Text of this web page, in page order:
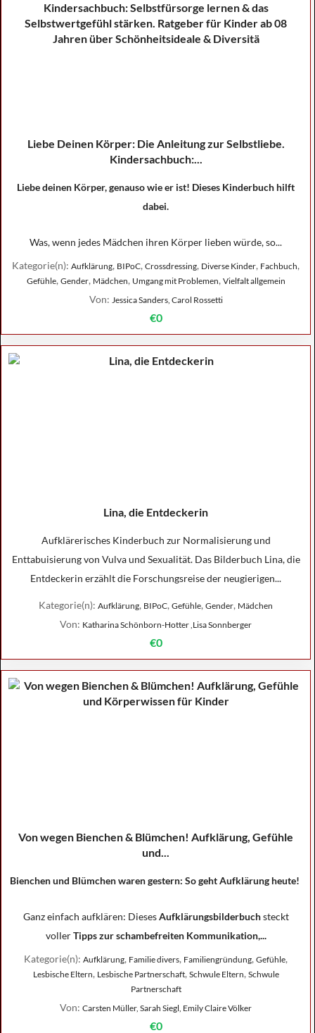
Liebe Deinen Körper: Die Anleitung zur Selbstliebe.
Kindersachbuch:...
Liebe deinen Körper, genauso wie er ist! Dieses Kinderbuch hilft
dabei.
Was, wenn jedes Mädchen ihren Körper lieben würde, so...
Kategorie(n): Aufklärung, BIPoC, Crossdressing, Diverse Kinder, Fachbuch,
Gefühle, Gender, Mädchen, Umgang mit Problemen, Vielfalt allgemein
Von: Jessica Sanders, Carol Rossetti
€0
Lina, die Entdeckerin
Aufklärerisches Kinderbuch zur Normalisierung und
Enttabuisierung von Vulva und Sexualität. Das Bilderbuch Lina, die
Entdeckerin erzählt die Forschungsreise der neugierigen...
Kategorie(n): Aufklärung, BIPoC, Gefühle, Gender, Mädchen
Von: Katharina Schönborn-Hotter ,Lisa Sonnberger
€0
Von wegen Bienchen & Blümchen! Aufklärung, Gefühle
und...
Bienchen und Blümchen waren gestern: So geht Aufklärung heute!
Ganz einfach aufklären: DiesesAufklärungsbilderbuchsteckt
vollerTipps zur schambefreiten Kommunikation,...
Kategorie(n): Aufklärung, Familie divers, Familiengründung, Gefühle,
Lesbische Eltern, Lesbische Partnerschaft, Schwule Eltern, Schwule
Partnerschaft
Von: Carsten Müller, Sarah Siegl, Emily Claire Völker
€0